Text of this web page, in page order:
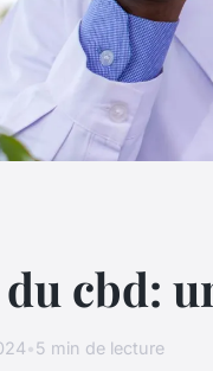
cbd:
•5 min de lecture